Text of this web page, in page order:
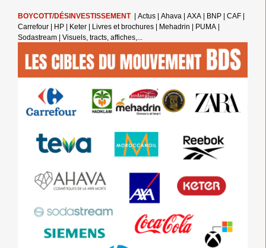
BOYCOTT/DÉSINVESTISSEMENT |Actus |Ahava |AXA BNP |CAF
Carrefour
HP Keter Livres et brochures Mehadrin PUMA
Sodastream |Visuels, tracts, affiches,...